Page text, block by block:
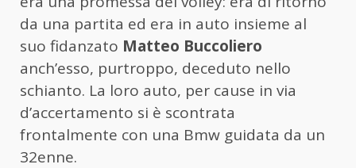
da una partita ed era in auto insieme al
suo fidanzato Matteo Buccoliero
anch’esso, purtroppo, deceduto nello
schianto. La loro auto, per cause in via
d’accertamento si è scontrata
frontalmente con una Bmw guidata da un
32enne.